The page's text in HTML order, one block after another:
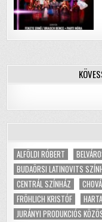
ALFÖLDI RÓBERT
BUDAÖRSI LATINOVITS
CENTRÁL SZÍNHÁZ
FRÖHLICH KRISTÓF
JURÁNYI PRODUKCIÓS